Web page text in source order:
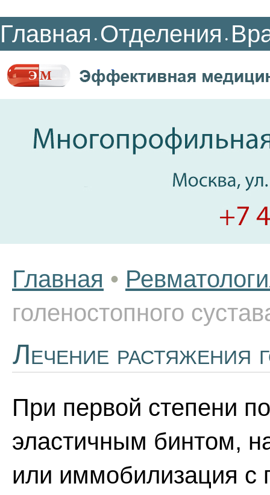
Главная • Отделения •
Главная •
голеностопного
Лечение растяжения
При первой степени
эластичным бинтом,
или иммобилизация с